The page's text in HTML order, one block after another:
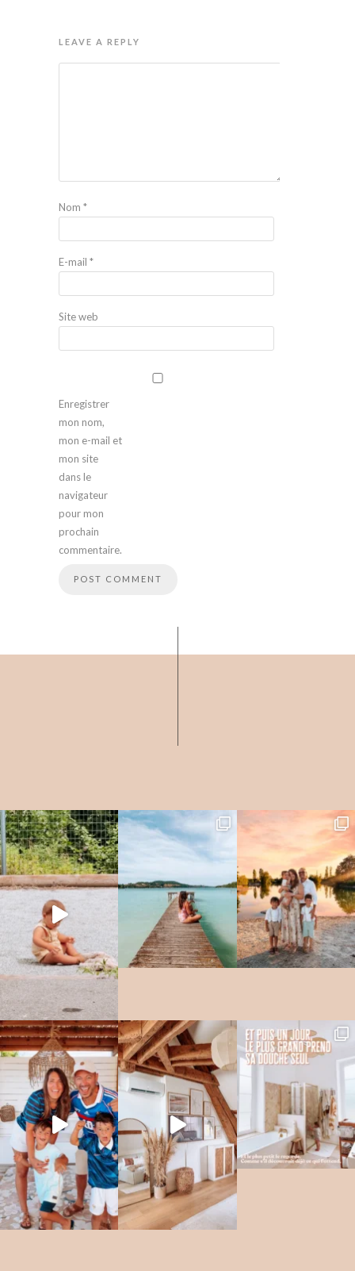
LEAVE A REPLY
Nom *
E-mail *
Site web
Enregistrer
mon nom,
mon e-mail et
mon site
dans le
navigateur
pour mon
prochain
commentaire.